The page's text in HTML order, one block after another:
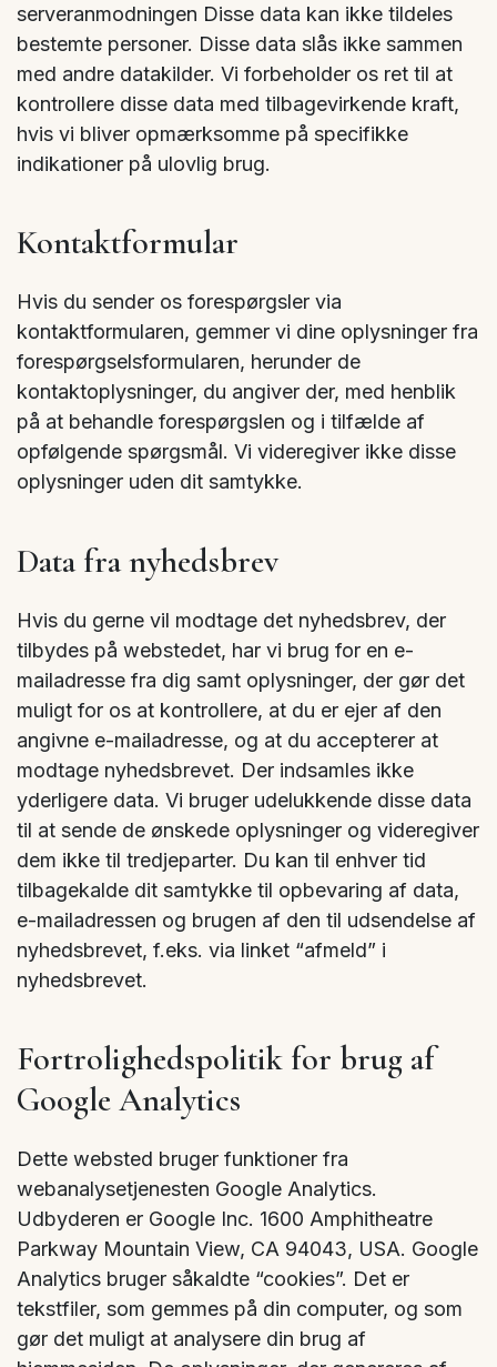
serveranmodningen Disse data kan ikke tildeles
bestemte personer. Disse data slås ikke sammen
med andre datakilder. Vi forbeholder os ret til at
kontrollere disse data med tilbagevirkende kraft,
hvis vi bliver opmærksomme på specifikke
indikationer på ulovlig brug.
Kontaktformular
Hvis du sender os forespørgsler via
kontaktformularen, gemmer vi dine oplysninger fra
forespørgselsformularen, herunder de
kontaktoplysninger, du angiver der, med henblik
på at behandle forespørgslen og i tilfælde af
opfølgende spørgsmål. Vi videregiver ikke disse
oplysninger uden dit samtykke.
Data fra nyhedsbrev
Hvis du gerne vil modtage det nyhedsbrev, der
tilbydes på webstedet, har vi brug for en e-
mailadresse fra dig samt oplysninger, der gør det
muligt for os at kontrollere, at du er ejer af den
angivne e-mailadresse, og at du accepterer at
modtage nyhedsbrevet. Der indsamles ikke
yderligere data. Vi bruger udelukkende disse data
til at sende de ønskede oplysninger og videregiver
dem ikke til tredjeparter. Du kan til enhver tid
tilbagekalde dit samtykke til opbevaring af data,
e-mailadressen og brugen af den til udsendelse af
nyhedsbrevet, f.eks. via linket “afmeld” i
nyhedsbrevet.
Fortrolighedspolitik for brug af
Google Analytics
Dette websted bruger funktioner fra
webanalysetjenesten Google Analytics.
Udbyderen er Google Inc. 1600 Amphitheatre
Parkway Mountain View, CA 94043, USA. Google
Analytics bruger såkaldte “cookies”. Det er
tekstfiler, som gemmes på din computer, og som
gør det muligt at analysere din brug af